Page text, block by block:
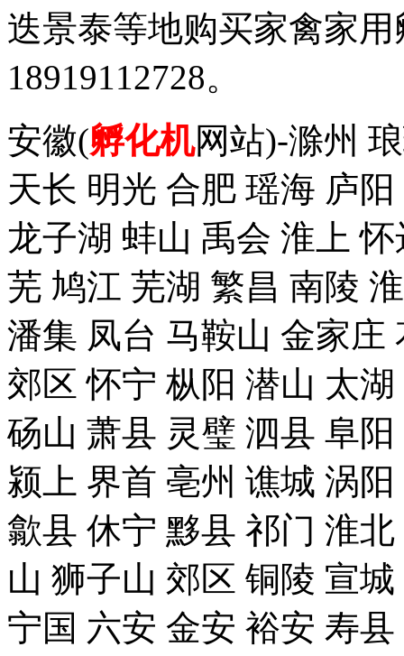
迭景泰等地购买家禽家
18919112728。
安徽(孵化机网站)-滁州
天长 明光 合肥 瑶海 庐
龙子湖 蚌山 禹会 淮上
芜 鸠江 芜湖 繁昌 南陵
潘集 凤台 马鞍山 金家庄
郊区 怀宁 枞阳 潜山 太
砀山 萧县 灵璧 泗县 阜
颍上 界首 亳州 谯城 涡
歙县 休宁 黟县 祁门 淮
山 狮子山 郊区 铜陵 宣
宁国 六安 金安 裕安 寿